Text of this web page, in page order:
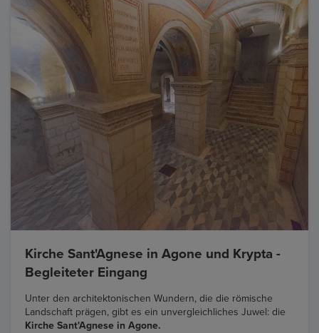
Kirche Sant'Agnese in Agone und Krypta -
Begleiteter Eingang
Unter den architektonischen Wundern, die die römische
Landschaft prägen, gibt es ein unvergleichliches Juwel: die
Kirche Sant'Agnese in Agone.